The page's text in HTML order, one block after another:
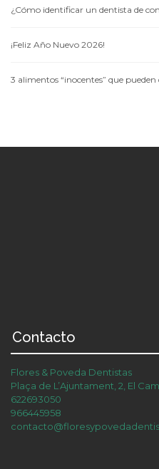
¿Cómo identificar un dentista de
¡Feliz Año Nuevo 2026!
3 alimentos “inocentes” que
Contacto
Flores & Poveda Dentistas
Plaça de L’Ajuntament, 2, El
622693050
966445958